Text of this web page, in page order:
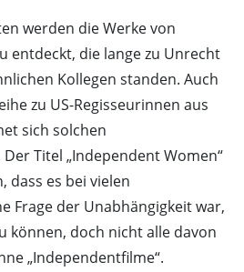
werden die Werke von
entdeckt, die lange zu Unrecht
Kollegen standen. Auch
zu US-Regisseurinnen aus
sich solchen
Titel „Independent Women“
dass es bei vielen
Frage der Unabhängigkeit war,
können, doch nicht alle davon
„Independentfilme“.